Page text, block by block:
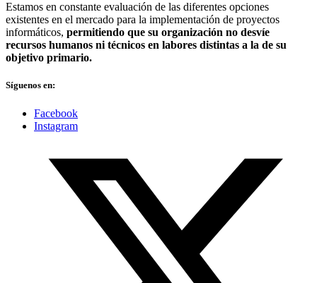
Estamos en constante evaluación de las diferentes opciones
existentes en el mercado para la implementación de proyectos
informáticos, permitiendo que su organización no desvíe
recursos humanos ni técnicos en labores distintas a la de su
objetivo primario.
Síguenos en:
Facebook
Instagram